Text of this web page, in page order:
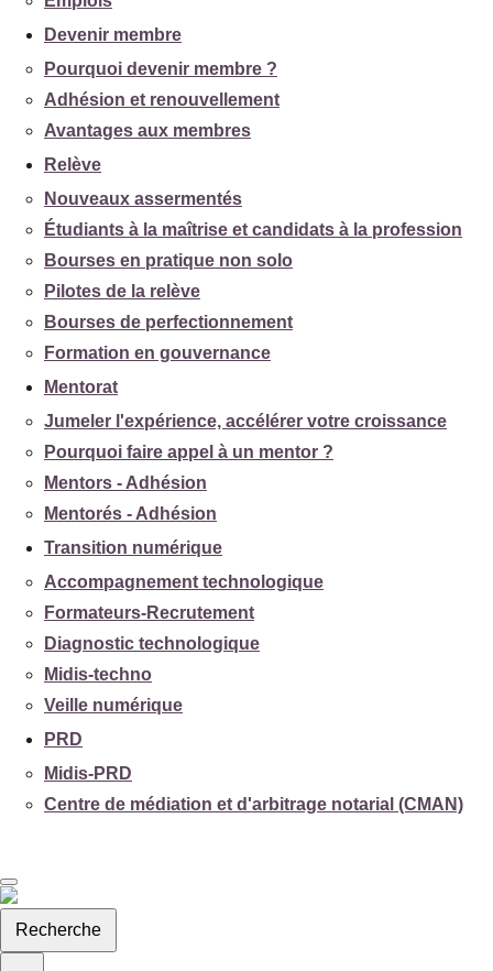
Devenir membre
Pourquoi devenir membre ?
Adhésion et renouvellement
Avantages aux membres
Relève
Nouveaux assermentés
Étudiants à la maîtrise et candidats à la profession
Bourses en pratique non solo
Pilotes de la relève
Bourses de perfectionnement
Formation en gouvernance
Mentorat
Jumeler l'expérience, accélérer votre croissance
Pourquoi faire appel à un mentor ?
Mentors - Adhésion
Mentorés - Adhésion
Transition numérique
Accompagnement technologique
Formateurs-Recrutement
Diagnostic technologique
Midis-techno
Veille numérique
PRD
Midis-PRD
Centre de médiation et d'arbitrage notarial (CMAN)
Recherche